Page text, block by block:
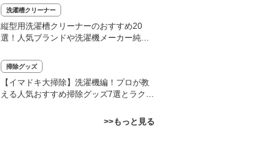
洗濯槽クリーナー
縦型用洗濯槽クリーナーのおすすめ20
選！人気ブランドや洗濯機メーカー純正
掃除グッズ
【イマドキ大掃除】洗濯機編！プロが教
える人気おすすめ掃除グッズ7選とラクす
>>もっと見る